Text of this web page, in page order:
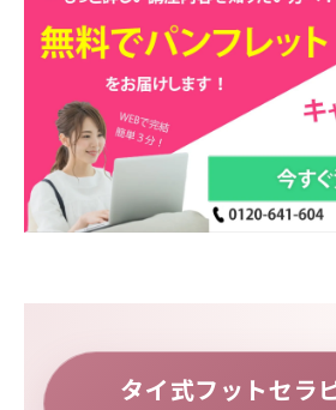
タイ式フットセラ